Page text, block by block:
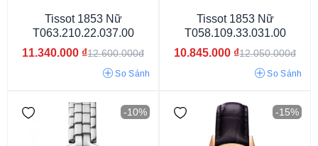
Tissot 1853 Nữ
T063.210.22.037.00
11.340.000 ₫12.600.000đ
So Sánh
Tissot 1853 Nữ
T058.109.33.031.00
10.845.000 ₫12.050.000đ
So Sánh
-10% -15%